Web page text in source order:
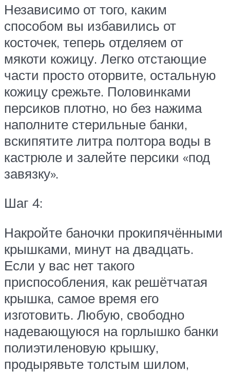
Независимо от того, каким
способом вы избавились от
косточек, теперь отделяем от
мякоти кожицу. Легко отстающие
части просто оторвите, остальную
кожицу срежьте. Половинками
персиков плотно, но без нажима
наполните стерильные банки,
вскипятите литра полтора воды в
кастрюле и залейте персики «под
завязку».
Шаг 4:
Накройте баночки прокипячёнными
крышками, минут на двадцать.
Если у вас нет такого
приспособления, как решётчатая
крышка, самое время его
изготовить. Любую, свободно
надевающуюся на горлышко банки
полиэтиленовую крышку,
продырявьте толстым шилом,